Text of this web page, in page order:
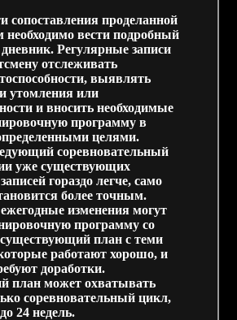
сопоставления проделанной
необходимо вести подробный
Регулярные записи
отслеживать
выявлять
утомления или
и вносить необходимые
программу в
целями.
соревновательный
уже существующих
гораздо легче, само
более точным.
изменения могут
программу со
план с теми
работают хорошо, и
доработки.
план может охватывать
соревновательный цикл,
24 недель.